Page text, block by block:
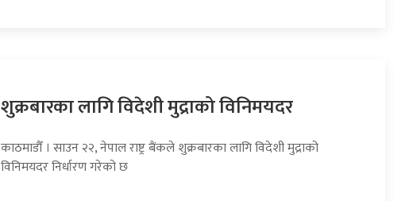
शुक्रबारका लागि विदेशी मुद्राको विनिमयदर
काठमाडौँ । साउन २२, नेपाल राष्ट्र बैंकले शुक्रबारका लागि विदेशी मुद्राको
विनिमयदर निर्धारण गरेको छ